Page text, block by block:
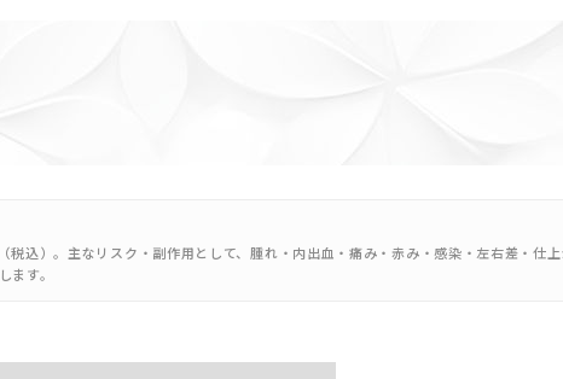
込）。主なリスク・副作用として、腫れ・内出血・痛み・赤み・感染・左右差・仕
す。